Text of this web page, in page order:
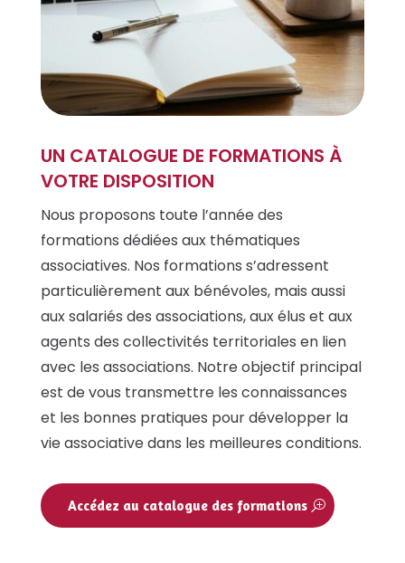
UN CATALOGUE DE FORMATIONS À
VOTRE DISPOSITION
Nous proposons toute l’année des
formations dédiées aux thématiques
associatives. Nos formations s’adressent
particulièrement aux bénévoles, mais aussi
aux salariés des associations, aux élus et aux
agents des collectivités territoriales en lien
avec les associations. Notre objectif principal
est de vous transmettre les connaissances
et les bonnes pratiques pour développer la
vie associative dans les meilleures conditions.
Accédez au catalogue des formations